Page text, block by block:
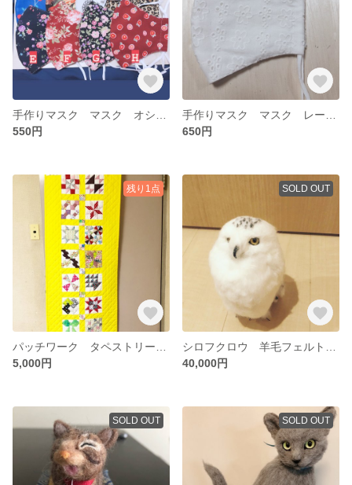
550円
650円
残り1点
5,000円
SOLD OUT
40,000円
SOLD OUT SOLD OUT